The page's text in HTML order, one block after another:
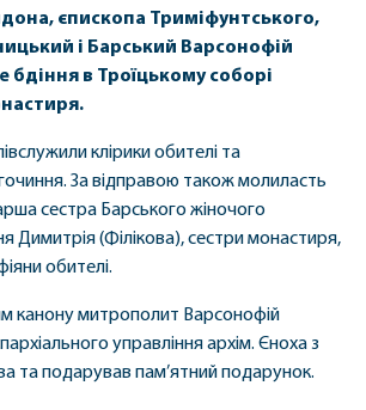
єпископа Триміфунтського,
і Барський Варсонофій
бдіння в Троїцькому соборі
клірики обителі та
За відправою також молиласть
сестра Барського жіночого
Димитрія (Філікова), сестри монастиря,
обителі.
канону митрополит Варсонофій
управління архім. Єноха з
та подарував пам’ятний подарунок.